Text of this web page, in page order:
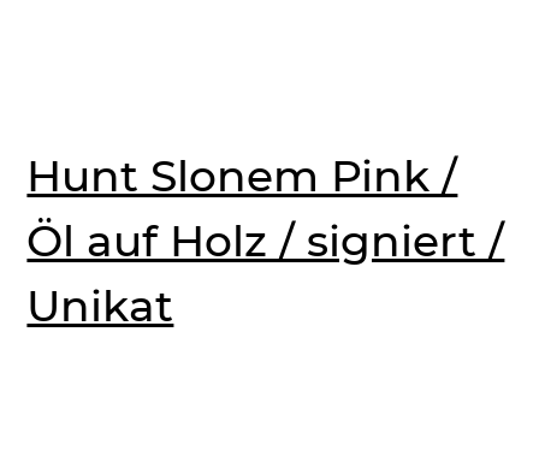
Hunt Slonem Pink /
Öl auf Holz / signiert /
Unikat